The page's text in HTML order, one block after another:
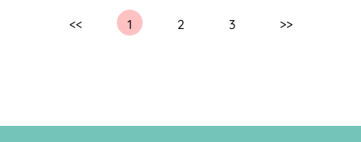
<< 1 2 3 >>